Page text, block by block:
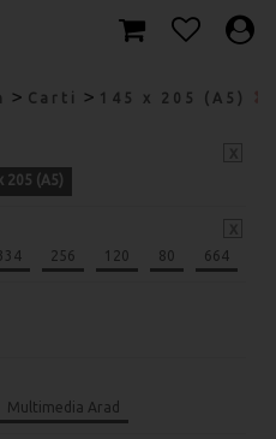
> Carti > 145 x 205 (A5)
205 (A5)
256 120 80 664
Multimedia Arad